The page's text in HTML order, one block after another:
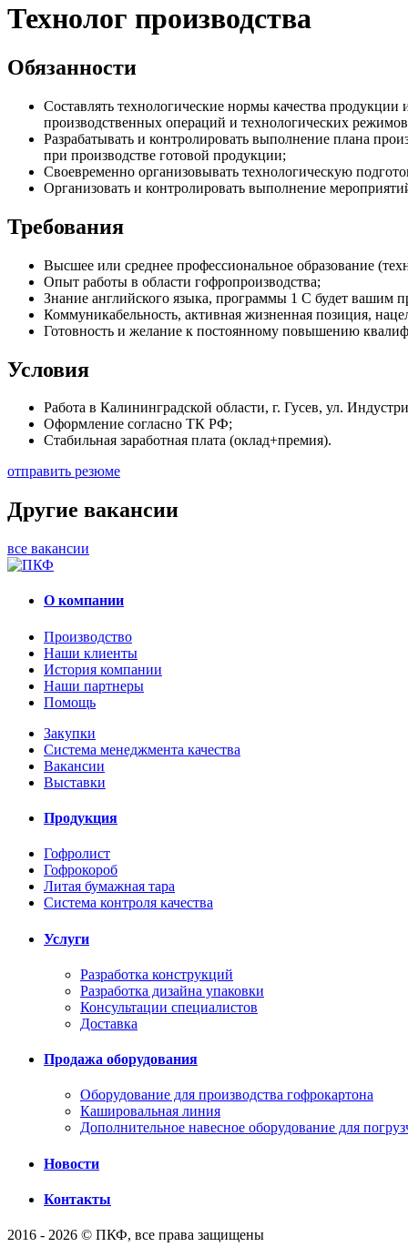
Технолог производства
Обязанности
Составлять технологические нормы качества
производственных операций и технологических
Разрабатывать и контролировать выполнение плана
при производстве готовой продукции;
Своевременно организовывать технологическую
Организовать и контролировать выполнение
Требования
Высшее или среднее профессиональное образование
Опыт работы в области гофропроизводства;
Знание английского языка, программы 1 С будет вашим
Коммуникабельность, активная жизненная позиция,
Готовность и желание к постоянному повышению
Условия
Работа в Калининградской области, г. Гусев, ул.
Оформление согласно ТК РФ;
Стабильная заработная плата (оклад+премия).
отправить резюме
Другие вакансии
все вакансии
О компании
Производство
Наши клиенты
История компании
Наши партнеры
Помощь
Закупки
Система менеджмента качества
Вакансии
Выставки
Продукция
Гофролист
Гофрокороб
Литая бумажная тара
Система контроля качества
Услуги
Разработка конструкций
Разработка дизайна упаковки
Консультации специалистов
Доставка
Продажа оборудования
Оборудование для производства гофрокартона
Кашировальная линия
Дополнительное навесное оборудование для
Новости
Контакты
2016 - 2026 © ПКФ, все права защищены